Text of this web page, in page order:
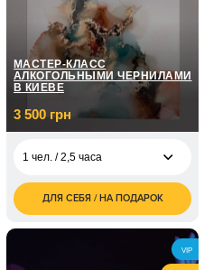
занятий по 1 часу
МАСТЕР-КЛАСС
АЛКОГОЛЬНЫМИ ЧЕРНИЛАМИ
В КИЕВЕ
3 500 грн
1 чел. / 2,5 часа
3 500
грн
7 000
грн
ДЛЯ СЕБЯ / НА ПОДАРОК
VIP